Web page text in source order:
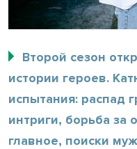
Второй сезон
истории героев.
испытания: распад
интриги, борьба за
главное, поиски